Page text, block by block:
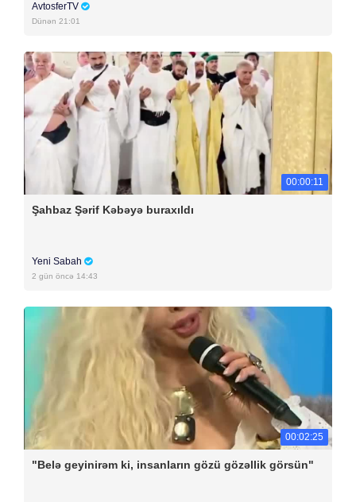
AvtosferTV
Dünən 21:01
00:00:11
Şahbaz Şərif Kəbəyə buraxıldı
Yeni Sabah
2 gün öncə 14:43
00:02:25
"Belə geyinirəm ki, insanların gözü gözəllik görsün"